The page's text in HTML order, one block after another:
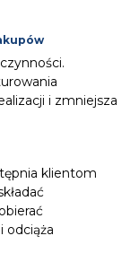
i zmniejsza
klientom
odciąża